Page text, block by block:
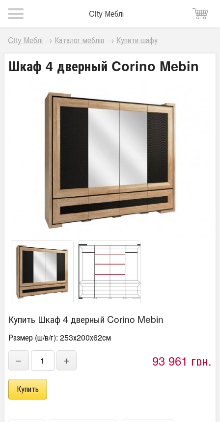
City Меблі
City Меблі → Каталог меблів → Купити шафу
Шкаф 4 дверный Corino Mebin
Купить Шкаф 4 дверный Corino Mebin
Размер (ш/в/г): 253х200х62см
− + 93 961 грн.